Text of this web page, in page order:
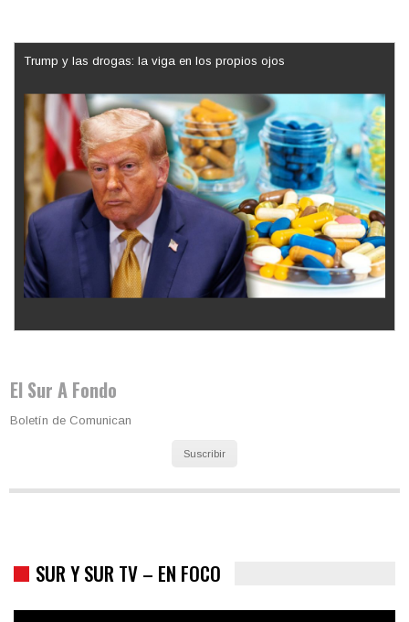
Trump y las drogas: la viga en los propios ojos
El Sur A Fondo
Boletín de Comunican
Suscribir
SUR Y SUR TV – EN FOCO